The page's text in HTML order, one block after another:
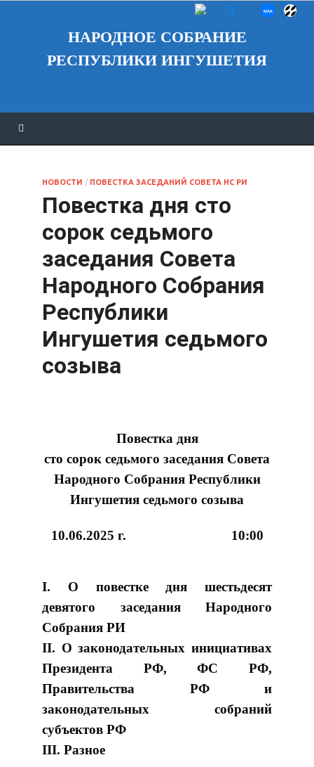
НАРОДНОЕ СОБРАНИЕ
РЕСПУБЛИКИ ИНГУШЕТИЯ
НОВОСТИ / ПОВЕСТКА ЗАСЕДАНИЙ СОВЕТА НС РИ
Повестка дня сто
сорок седьмого
заседания Совета
Народного Собрания
Республики
Ингушетия седьмого
созыва
Повестка дня
сто сорок седьмого заседания Совета
Народного Собрания Республики
Ингушетия седьмого созыва
10.06.2025 г. 10:00
I. О повестке дня шестьдесят
девятого заседания Народного
Собрания РИ
II. О законодательных инициативах
Президента РФ, ФС РФ,
Правительства РФ и
законодательных собраний
субъектов РФ
III. Разное